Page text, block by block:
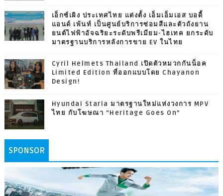
เอ็กซ์เผิง ประเทศไทย แต่งตั้ง เอ็มเอ็มเอส บอดี้
แอนด์ เพ้นท์ เป็นศูนย์บริการซ่อมสีและตัวถังยาน
ยนต์ไฟฟ้าอัจฉริยะระดับพรีเมียม-ไฮเทค ยกระดับ
มาตรฐานบริการหลังการขาย EV ในไทย
Cyril Helmets Thailand เปิดตัวหมวกกันน็อค
Limited Edition ที่ออกแบบโดย Chayanon
Design!
Hyundai Staria มาตรฐานใหม่แห่งวงการ MPV
ไทย กับโฆษณา “Heritage Goes On”
SPONSOR